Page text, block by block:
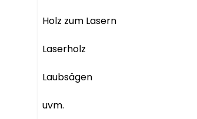
Holz zum Lasern
Laserholz
Laubsägen
uvm.